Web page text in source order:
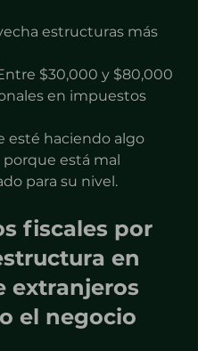
estructuras más
$30,000 y $80,000
en impuestos
esté haciendo algo
porque está mal
para su nivel.
fiscales por
en
extranjeros
el negocio